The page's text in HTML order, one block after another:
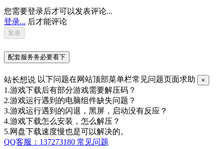
您需要登录后才可以发表评论...
登录... 后才能评论
配套服务务必要看下
站长想说 以下问题在网站顶部菜单栏常见问题页面求助 ×
1.游戏下载后有部分游戏需要解压码？
2.游戏运行遇到的电脑组件缺失问题？
3.游戏运行遇到的闪退，黑屏，启动没有反应？
4.游戏下载怎么安装，怎么解压？
5.网盘下载速度慢也是可以解决的。
QQ客服：137273180 常见问题